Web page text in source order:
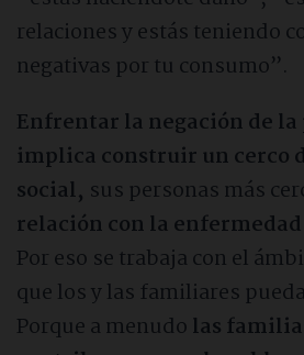
relaciones y estás teniendo
negativas por tu consumo”.
Enfrentar la negación de
implica construir un cerco
social, sus personas más
relación con la
Por eso se trabaja con el
que los y las familiares
Porque a menudo las